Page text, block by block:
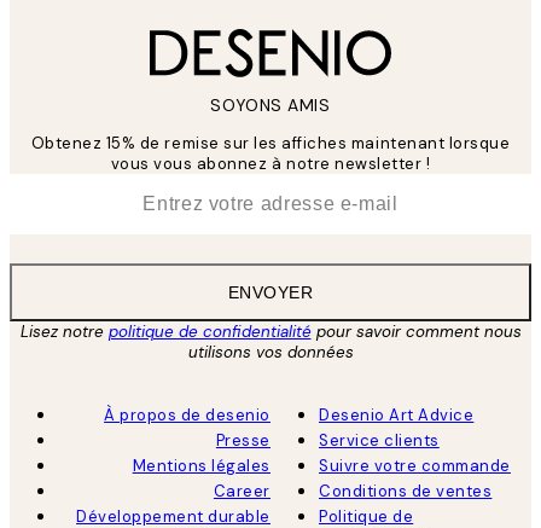
SOYONS AMIS
Obtenez 15% de remise sur les affiches maintenant lorsque
vous vous abonnez à notre newsletter !
ENVOYER
Lisez notre politique de confidentialitépour savoir comment nous
utilisons vos données
À propos de desenio
Presse
Mentions légales
Career
Développement durable
Desenio Art Advice
Service clients
Suivre votre commande
Conditions de ventes
Politique de